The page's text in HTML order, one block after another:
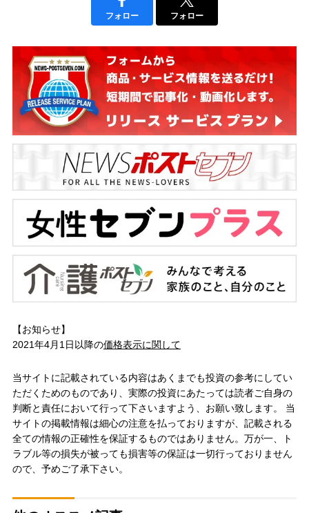
フォロー フォロー
【お知らせ】
2021年4月1日以降の価格表示に関して
当サイトに記載されている内容はあくまでも投資の参考にしてい
ただくためのものであり、実際の投資にあたっては読者ご自身の
判断と責任において行って下さいますよう、お願い致します。 当
サイトの掲載情報は細心の注意を払っておりますが、記載される
全ての情報の正確性を保証するものではありません。万が一、ト
ラブル等の損失が被っても損害等の保証は一切行っておりません
ので、予めご了承下さい。